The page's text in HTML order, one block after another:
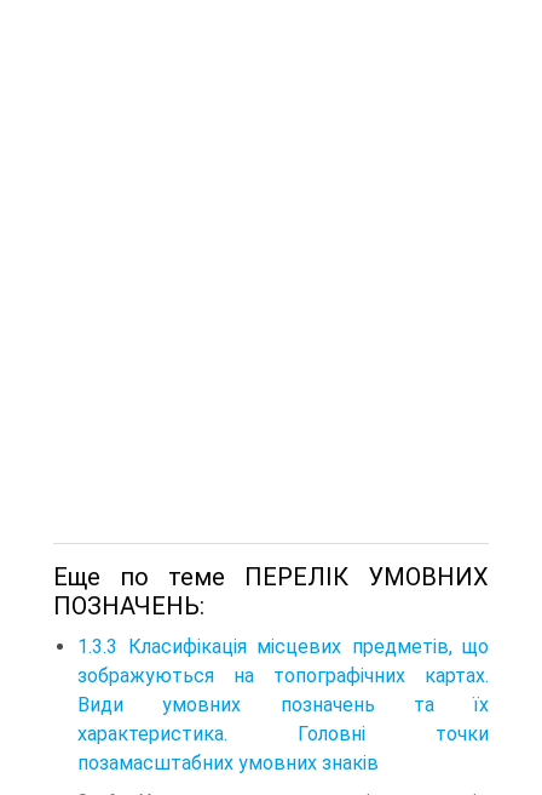
Еще по теме ПЕРЕЛІК УМОВНИХ
ПОЗНАЧЕНЬ:
1.3.3 Класифікація місцевих предметів, що
зображуються на топографічних картах.
Види умовних позначень та їх
характеристика. Головні точки
позамасштабних умовних знаків